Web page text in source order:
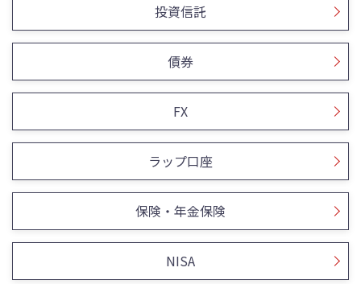
投資信託
債券
FX
ラップ口座
保険・年金保険
NISA